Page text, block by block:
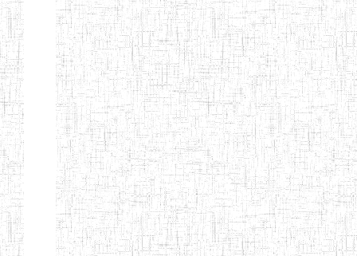
KENCHOLIA
TEACHER'S
TRAINING
COLLEGE
"K.T.T.C NDOP"
15/09/2015 ENIEG
ENIEG PRIVEE
BILINGUE
LAIQUE LES
PERFORMANCES
01/09/2015 ENIEG